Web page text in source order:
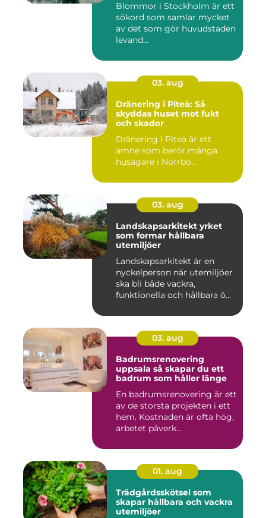
Blommor i Stockholm är ett
sökord som samlar mycket
av det som gör huvudstaden
levand...
03. aug
Dränering i Piteå: Så
skyddas huset mot fukt
och skador
Dränering i Piteå är ett
ämne som berör många
husägare i Norrbo...
03. aug
Landskapsarkitekt yrket
som formar hållbara
utemiljöer
Landskapsarkitekt är en
nyckelperson när utemiljöer
ska bli både vackra,
funktionella och hållbara ö...
03. aug
Badrumsrenovering
uppsala så skapar du ett
badrum som håller länge
En badrumsrenovering är ett
av de största projekten i ett
hem. Kostnaden är ofta hög,
arbetet påverk...
01. aug
Trädgårdsskötsel som
skapar hållbara och vackra
utemiljöer